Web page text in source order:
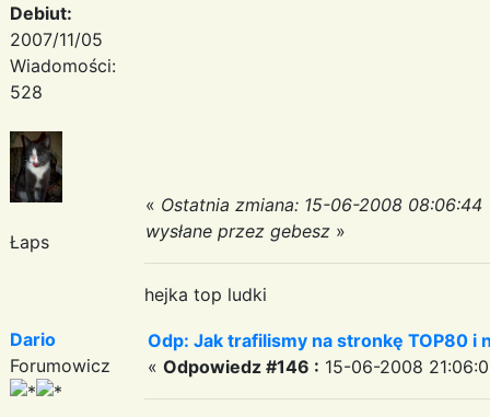
Debiut:
2007/11/05
Wiadomości:
528
Łaps
« Ostatnia zmiana: 15-06-2008 08:06:44
wysłane przez gebesz »
hejka top ludki
Dario
Forumowicz
Odp: Jak trafilismy na stronkę TOP80 i
« Odpowiedz #146 : 15-06-2008